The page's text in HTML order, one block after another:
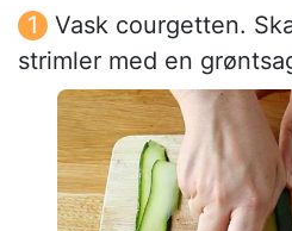
Vask courgetten.
strimler med en